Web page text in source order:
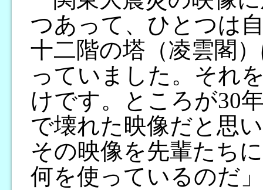
つあって、ひとつは
十二階の塔（凌雲閣
っていました。それ
けです。ところが30
で壊れた映像だと思
その映像を先輩たち
何を使っているのだ